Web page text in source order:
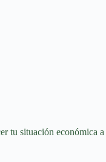
tu situación económica a